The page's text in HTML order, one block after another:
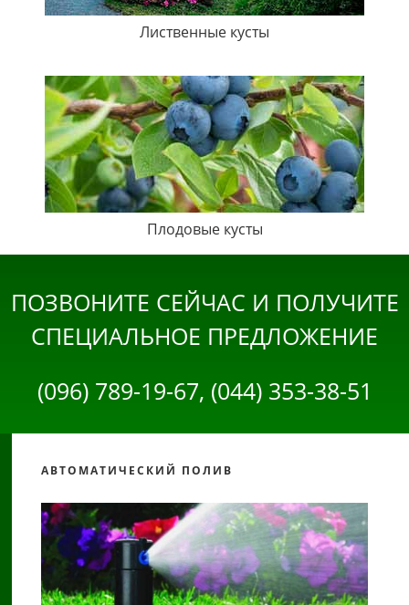
Лиственные кусты
Плодовые кусты
ПОЗВОНИТЕ СЕЙЧАС И ПОЛУЧИТЕ
СПЕЦИАЛЬНОЕ ПРЕДЛОЖЕНИЕ
(096) 789-19-67, (044) 353-38-51
АВТОМАТИЧЕСКИЙ ПОЛИВ